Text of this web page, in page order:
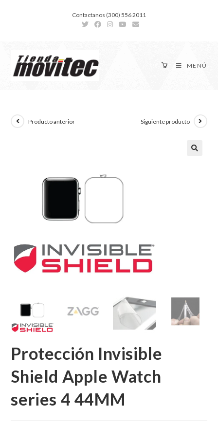
Contactanos (300) 556 2011
MENÚ
Producto anterior Siguiente producto
Protección Invisible
Shield Apple Watch
series 4 44MM